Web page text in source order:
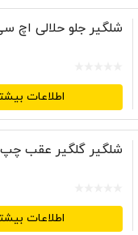
شلگیر جلو حلالی اچ
اطلاعات
شلگیر گلگیر عقب
اطلاعات